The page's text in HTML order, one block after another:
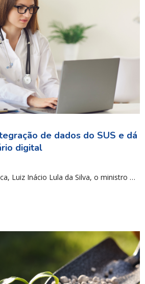
de dados do SUS e dá
digital
Luiz Inácio Lula da Silva, o ministro …